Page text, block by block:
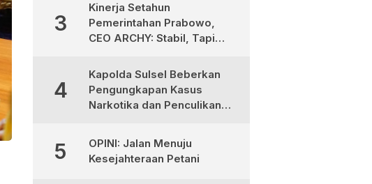
3
Kinerja Setahun
Pemerintahan Prabowo,
CEO ARCHY: Stabil, Tapi
4
Kapolda Sulsel Beberkan
Pengungkapan Kasus
Narkotika dan Penculikan
5
OPINI: Jalan Menuju
Kesejahteraan Petani